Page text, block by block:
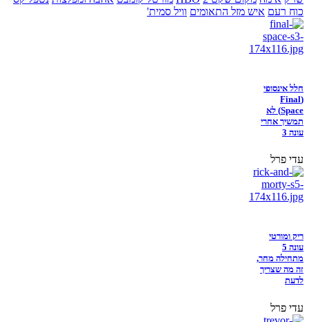
כוח רעם איש מזל התאומים וויל סמית'
חלל אינסופי
(Final
Space) לא
תמשיך אחרי
עונה 3
עדי פרל
ריק ומורטי
עונה 5
מתחילה מחר,
זה מה שצריך
לדעת
עדי פרל